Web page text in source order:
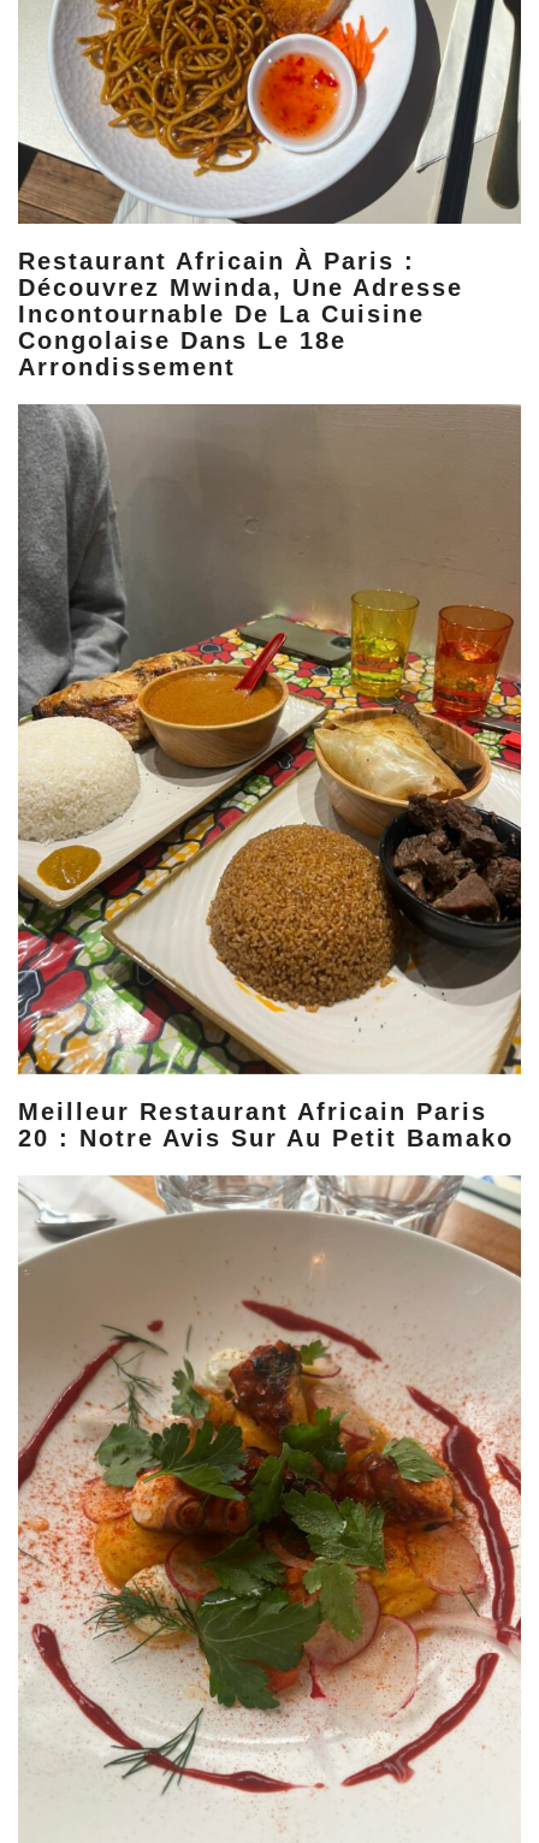
Restaurant Africain À Paris :
Découvrez Mwinda, Une Adresse
Incontournable De La Cuisine
Congolaise Dans Le 18e
Arrondissement
Meilleur Restaurant Africain Paris
20 : Notre Avis Sur Au Petit Bamako